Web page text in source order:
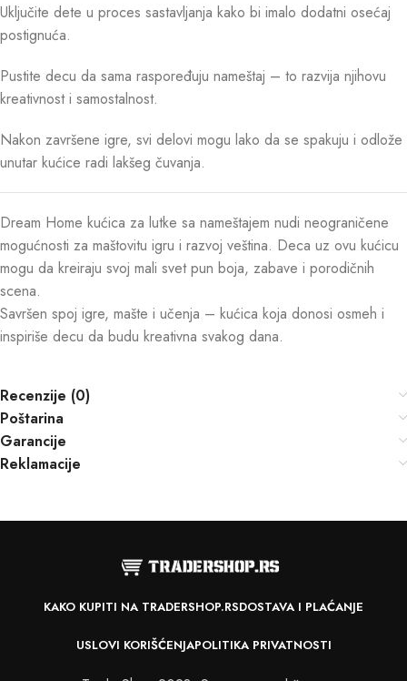
Uključite dete u proces sastavljanja kako bi imalo dodatni osećaj
postignuća.
Pustite decu da sama raspoređuju nameštaj – to razvija njihovu
kreativnost i samostalnost.
Nakon završene igre, svi delovi mogu lako da se spakuju i odlože
unutar kućice radi lakšeg čuvanja.
Dream Home kućica za lutke sa nameštajem nudi neograničene
mogućnosti za maštovitu igru i razvoj veština. Deca uz ovu kućicu
mogu da kreiraju svoj mali svet pun boja, zabave i porodičnih
scena.
Savršen spoj igre, mašte i učenja – kućica koja donosi osmeh i
inspiriše decu da budu kreativna svakog dana.
Recenzije (0)
Poštarina
Garancije
Reklamacije
KAKO KUPITI NA TRADERSHOP.RSDOSTAVA I PLAĆANJE
USLOVI KORIŠĆENJAPOLITIKA PRIVATNOSTI